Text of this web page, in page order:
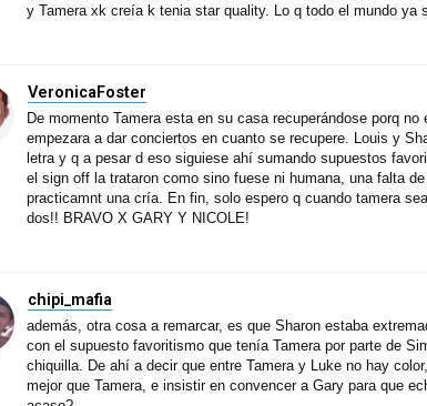
y Tamera xk creía k tenia star quality. Lo q todo el mundo ya
VeronicaFoster
De momento Tamera esta en su casa recuperándose porq no
empezara a dar conciertos en cuanto se recupere. Louis y
letra y q a pesar d eso siguiese ahí sumando supuestos
el sign off la trataron como sino fuese ni humana, una falta
practicamnt una cría. En fin, solo espero q cuando tamera
dos!! BRAVO X GARY Y NICOLE!
chipi_mafia
además, otra cosa a remarcar, es que Sharon estaba
con el supuesto favoritismo que tenía Tamera por parte de
chiquilla. De ahí a decir que entre Tamera y Luke no hay
mejor que Tamera, e insistir en convencer a Gary para que